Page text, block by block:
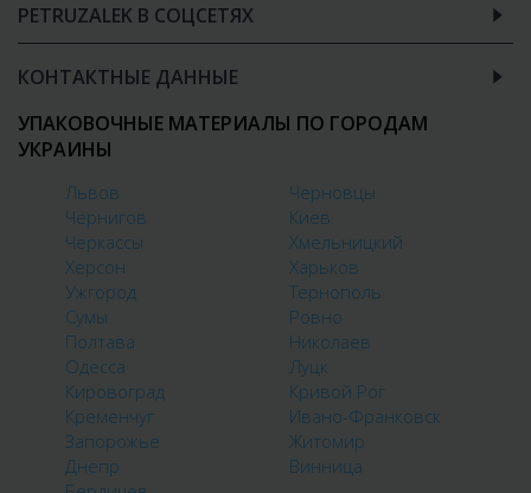
PETRUZALEK В СОЦСЕТЯХ
КОНТАКТНЫЕ ДАННЫЕ
УПАКОВОЧНЫЕ МАТЕРИАЛЫ ПО ГОРОДАМ
УКРАИНЫ
Львов
Черновцы
Чернигов
Киев
Черкассы
Хмельницкий
Херсон
Харьков
Ужгород
Тернополь
Сумы
Ровно
Полтава
Николаев
Одесса
Луцк
Кировоград
Кривой Рог
Кременчуг
Ивано-Франковск
Запорожье
Житомир
Днепр
Винница